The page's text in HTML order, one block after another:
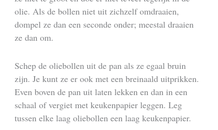
olie. Als de bollen niet uit zichzelf omdraaien,
dompel ze dan een seconde onder; meestal draaien
ze dan om.
Schep de oliebollen uit de pan als ze egaal bruin
zijn. Je kunt ze er ook met een breinaald uitprikken.
Even boven de pan uit laten lekken en dan in een
schaal of vergiet met keukenpapier leggen. Leg
tussen elke laag oliebollen een laag keukenpapier.